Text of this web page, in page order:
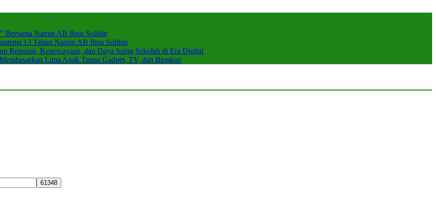
Bersama Namin AB Ibnu Solihin
13 Tahun Namin AB Ibnu Solihin
Reputasi, Kepercayaan, dan Daya Saing Sekolah di Era Digital
Lima Anak Tanpa Gadget, TV, dan Bioskop